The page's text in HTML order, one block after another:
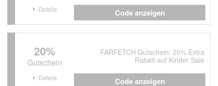
Details Code anzeigen
20%
Gutschein
FARFETCH Gutschein: 20% Extra
Rabatt auf Kinder Sale
Details Code anzeigen